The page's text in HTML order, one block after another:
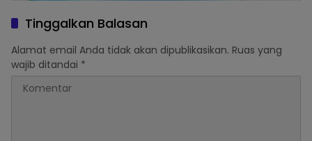
Tinggalkan Balasan
Alamat email Anda tidak akan dipublikasikan. Ruas yang
wajib ditandai *